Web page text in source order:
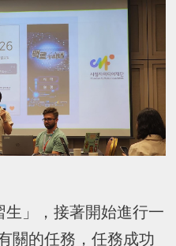
」，接著開始進行一
關的任務，任務成功